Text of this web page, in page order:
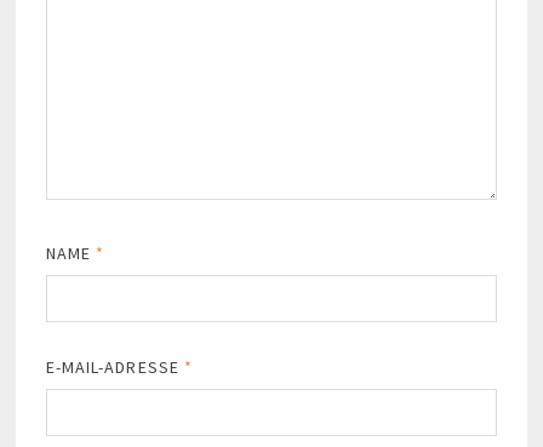
NAME *
E-MAIL-ADRESSE *